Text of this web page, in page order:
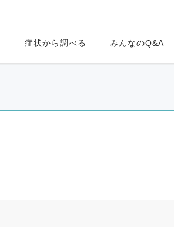
症状から調べる みんなのQ&A